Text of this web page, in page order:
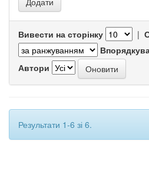
Вивести на сторінку |
Автори
Результати 1-6 зі 6.